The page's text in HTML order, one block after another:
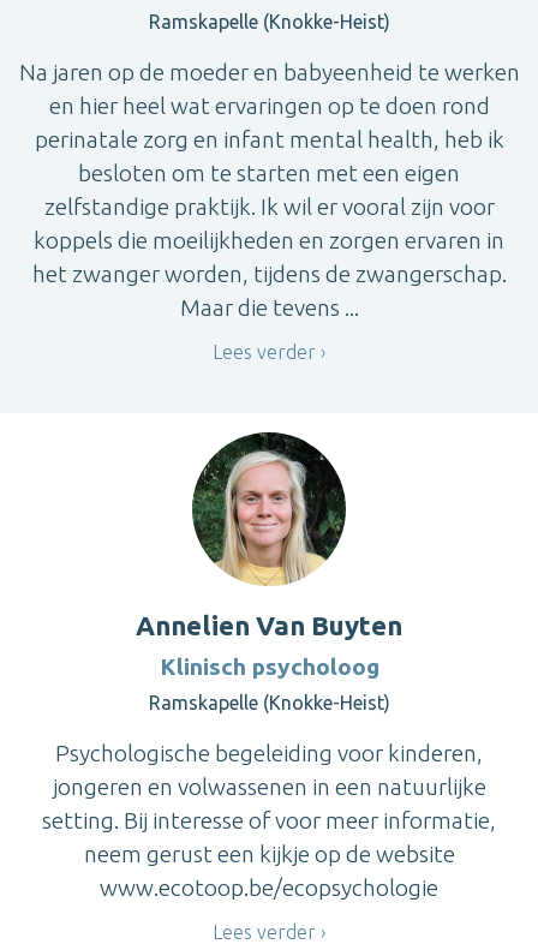
Ramskapelle (Knokke-Heist)
Na jaren op de moeder en babyeenheid te werken
en hier heel wat ervaringen op te doen rond
perinatale zorg en infant mental health, heb ik
besloten om te starten met een eigen
zelfstandige praktijk. Ik wil er vooral zijn voor
koppels die moeilijkheden en zorgen ervaren in
het zwanger worden, tijdens de zwangerschap.
Maar die tevens ...
Lees verder
Annelien Van Buyten
Klinisch psycholoog
Ramskapelle (Knokke-Heist)
Psychologische begeleiding voor kinderen,
jongeren en volwassenen in een natuurlijke
setting. Bij interesse of voor meer informatie,
neem gerust een kijkje op de website
www.ecotoop.be/ecopsychologie
Lees verder